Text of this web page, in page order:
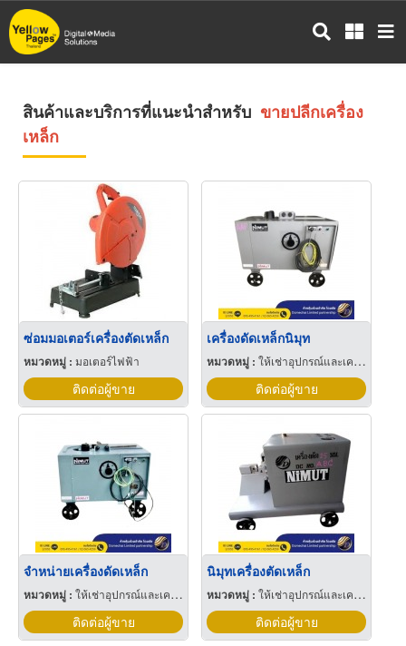
ข้าม
ไป
สินค้าและบริการที่แนะนำสำหรับ ขายปลีกเครื่อง
เหล็ก
ซ่อมมอเตอร์เครื่องตัดเหล็ก
หมวดหมู่ : มอเตอร์ไฟฟ้า
ติดต่อผู้ขาย
เครื่องดัดเหล็กนิมุท
หมวดหมู่ :ให้เช่าอุปกรณ์และเครื่องใช้สำหรับผู้รับเหมาก่อสร้าง
ติดต่อผู้ขาย
จำหน่ายเครื่องดัดเหล็ก
หมวดหมู่ : ให้เช่าอุปกรณ์และเครื่องใช้สำหรับผู้รับเหมาก่อสร้าง
ติดต่อผู้ขาย
นิมุทเครื่องตัดเหล็ก
หมวดหมู่ :ให้เช่าอุปกรณ์และเครื่องใช้สำหรับผู้รับเหมาก่อสร้าง
ติดต่อผู้ขาย